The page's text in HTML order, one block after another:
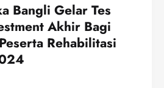
Bangli Gelar Tes
Akhir Bagi
Rehabilitasi